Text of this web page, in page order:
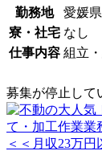
勤務地
愛媛
寮・社宅 なし
仕事内容 組立
募集が停止して